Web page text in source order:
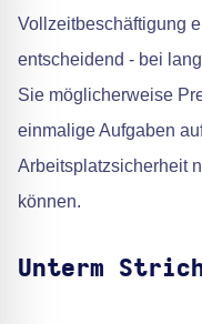
Vollzeitbeschäftigung
entscheidend - bei
Sie möglicherweise
einmalige Aufgaben
Arbeitsplatzsicherheit
können.
Unterm